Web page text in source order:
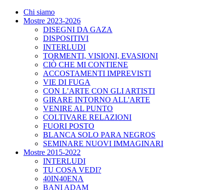
Chi siamo
Mostre 2023-2026
DISEGNI DA GAZA
DISPOSITIVI
INTERLUDI
TORMENTI, VISIONI, EVASIONI
CIÒ CHE MI CONTIENE
ACCOSTAMENTI IMPREVISTI
VIE DI FUGA
CON L’ARTE CON GLI ARTISTI
GIRARE INTORNO ALL'ARTE
VENIRE AL PUNTO
COLTIVARE RELAZIONI
FUORI POSTO
BLANCA SOLO PARA NEGROS
SEMINARE NUOVI IMMAGINARI
Mostre 2015-2022
INTERLUDI
TU COSA VEDI?
40IN40ENA
BANI ADAM